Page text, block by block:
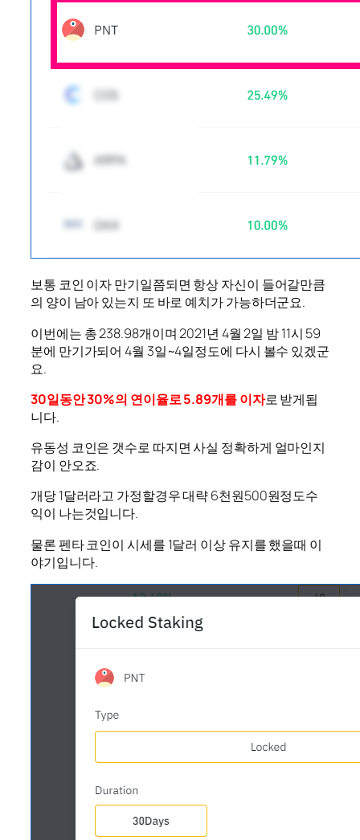
보통 코인 이자 만기일쯤되면 항상 자신이 들어갈만큼
의 양이 남아 있는지 또 바로 예치가 가능하더군요.
이번에는 총 238.98개이며 2021년 4월 2일 밤 11시 59
분에 만기가되어 4월 3일~4일정도에 다시 볼수 있겠군
요.
30일동안 30%의 연이율로 5.89개를 이자로 받게됩
니다.
유동성 코인은 갯수로 따지면 사실 정확하게 얼마인지
감이 안오죠.
개당 1달러라고 가정할경우 대략 6천원500원정도수
익이 나는것입니다.
물론 펜타 코인이 시세를 1달러 이상 유지를 했을때 이
야기입니다.